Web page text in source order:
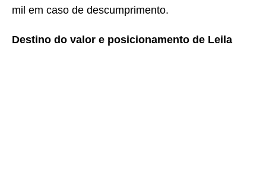
mil em caso de descumprimento.
Destino do valor e posicionamento de Leila